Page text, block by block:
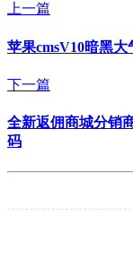
上一篇
苹果cmsV10暗黑
下一篇
全新返佣商城分销
码